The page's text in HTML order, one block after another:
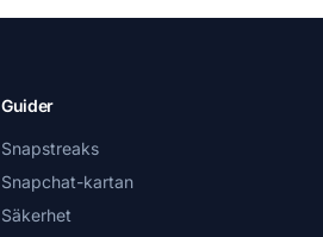
Guider
Snapstreaks
Snapchat-kartan
Säkerhet